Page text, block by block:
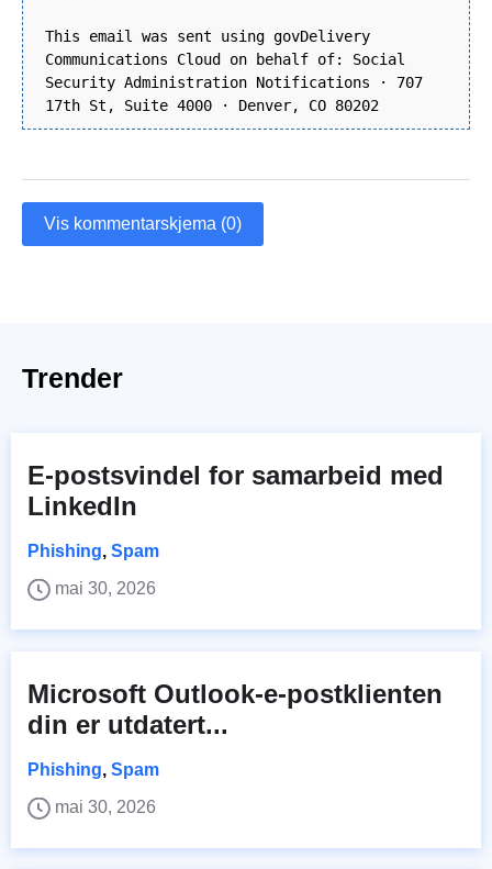
This email was sent using govDelivery
Communications Cloud on behalf of: Social
Security Administration Notifications · 707
17th St, Suite 4000 · Denver, CO 80202
Vis kommentarskjema (0)
Trender
E-postsvindel for samarbeid med
LinkedIn
Phishing, Spam
mai 30, 2026
Microsoft Outlook-e-postklienten
din er utdatert...
Phishing, Spam
mai 30, 2026